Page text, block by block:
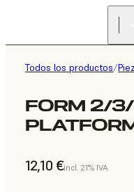
Todos los productos/
FORM 2/
12,10 €incl. 21% IVA